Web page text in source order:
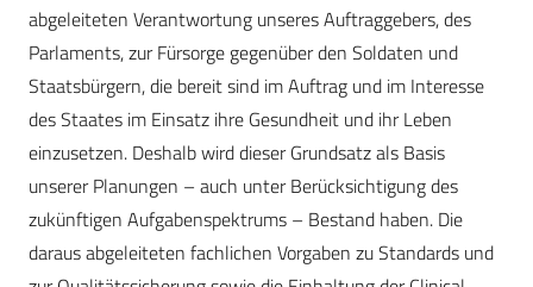
abgeleiteten Verantwortung unseres Auftraggebers, des
Parlaments, zur Fürsorge gegenüber den Soldaten und
Staatsbürgern, die bereit sind im Auftrag und im Interesse
des Staates im Einsatz ihre Gesundheit und ihr Leben
einzusetzen. Deshalb wird dieser Grundsatz als Basis
unserer Planungen – auch unter Berücksichtigung des
zukünftigen Aufgabenspektrums – Bestand haben. Die
daraus abgeleiteten fachlichen Vorgaben zu Standards und